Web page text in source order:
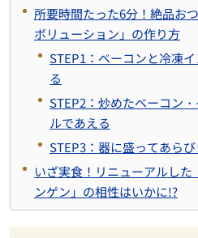
所要時間たった6分！絶品お
ボリューション」の作り方
STEP1：ベーコンと冷凍
る
STEP2：炒めたベーコン
ルであえる
STEP3：器に盛ってあら
いざ実食！リニューアルし
ンゲン」の相性はいかに!?